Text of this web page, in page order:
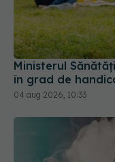
Ministerul
în grad de
04 aug 2026, 10:33